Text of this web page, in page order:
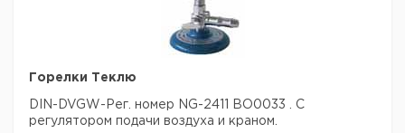
Горелки Теклю
DIN-DVGW-Рег. номер NG-2411 BO0033 . С
регулятором подачи воздуха и краном.